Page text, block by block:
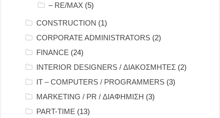
– RE/MAX (5)
CONSTRUCTION (1)
CORPORATE ADMINISTRATORS (2)
FINANCE (24)
INTERIOR DESIGNERS / ΔΙΑΚΟΣΜΗΤΕΣ (2)
IT – COMPUTERS / PROGRAMMERS (3)
MARKETING / PR / ΔΙΑΦΗΜΙΣΗ (3)
PART-TIME (13)